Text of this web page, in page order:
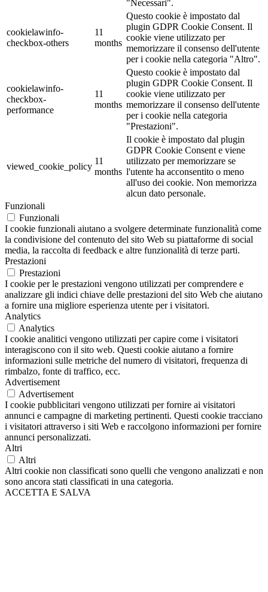
"Necessari".
cookielawinfo-
checkbox-others
11
months
Questo cookie è impostato dal
plugin GDPR Cookie Consent. Il
cookie viene utilizzato per
memorizzare il consenso dell'utente
per i cookie nella categoria "Altro".
cookielawinfo-
checkbox-
performance
11
months
Questo cookie è impostato dal
plugin GDPR Cookie Consent. Il
cookie viene utilizzato per
memorizzare il consenso dell'utente
per i cookie nella categoria
"Prestazioni".
viewed_cookie_policy
11
months
Il cookie è impostato dal plugin
GDPR Cookie Consent e viene
utilizzato per memorizzare se
l'utente ha acconsentito o meno
all'uso dei cookie. Non memorizza
alcun dato personale.
Funzionali
Funzionali
I cookie funzionali aiutano a svolgere determinate funzionalità come
la condivisione del contenuto del sito Web su piattaforme di social
media, la raccolta di feedback e altre funzionalità di terze parti.
Prestazioni
Prestazioni
I cookie per le prestazioni vengono utilizzati per comprendere e
analizzare gli indici chiave delle prestazioni del sito Web che aiutano
a fornire una migliore esperienza utente per i visitatori.
Analytics
Analytics
I cookie analitici vengono utilizzati per capire come i visitatori
interagiscono con il sito web. Questi cookie aiutano a fornire
informazioni sulle metriche del numero di visitatori, frequenza di
rimbalzo, fonte di traffico, ecc.
Advertisement
Advertisement
I cookie pubblicitari vengono utilizzati per fornire ai visitatori
annunci e campagne di marketing pertinenti. Questi cookie tracciano
i visitatori attraverso i siti Web e raccolgono informazioni per fornire
annunci personalizzati.
Altri
Altri
Altri cookie non classificati sono quelli che vengono analizzati e non
sono ancora stati classificati in una categoria.
ACCETTA E SALVA